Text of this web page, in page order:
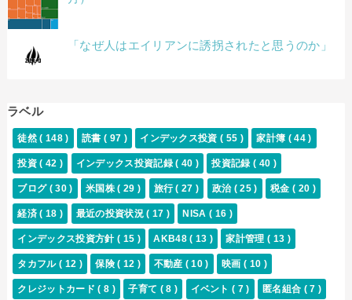
「なぜ人はエイリアンに誘拐されたと思うのか」
ラベル
徒然( 148 ) 読書 ( 97 ) インデックス投資( 55 ) 家計簿 ( 44 )
投資( 42 ) インデックス投資記録( 40 ) 投資記録( 40 )
ブログ ( 30 ) 米国株( 29 ) 旅行( 27 ) 政治 ( 25 ) 税金 ( 20 )
経済( 18 ) 最近の投資状況( 17 ) NISA( 16 )
インデックス投資方針 ( 15 ) AKB48( 13 ) 家計管理( 13 )
タカフル( 12 ) 保険( 12 ) 不動産 ( 10 ) 映画( 10 )
クレジットカード( 8 ) 子育て ( 8 ) イベント( 7 ) 匿名組合 ( 7 )